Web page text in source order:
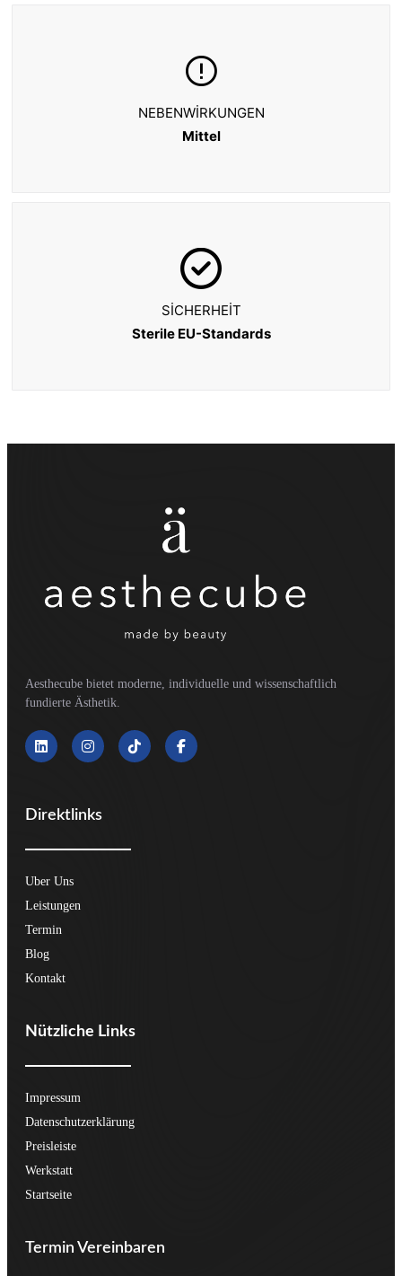
NEBENWIRKUNGEN
Mittel
SICHERHEIT
Sterile EU-Standards
Aesthecube bietet moderne, individuelle und wissenschaftlich
fundierte Ästhetik.
Direktlinks
Uber Uns
Leistungen
Termin
Blog
Kontakt
Nützliche Links
Impressum
Datenschutzerklärung
Preisleiste
Werkstatt
Startseite
Termin Vereinbaren